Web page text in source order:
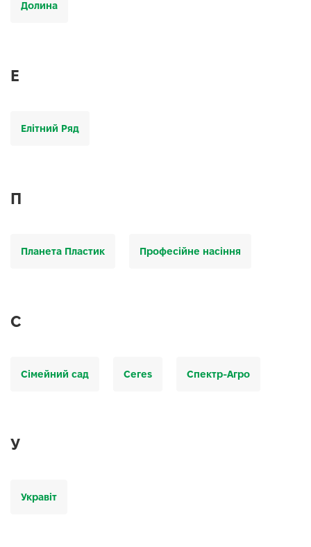
Долина
Е
Елітний Ряд
П
Планета Пластик Професійне насіння
С
Сімейний сад Сегеѕ Спектр-Агро
У
Укравіт